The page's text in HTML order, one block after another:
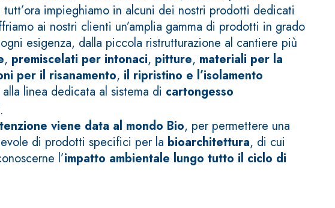
tutt’ora impieghiamo in alcuni dei nostri prodotti dedicati
ai nostri clienti un’amplia gamma di prodotti in grado
esigenza, dalla piccola ristrutturazione al cantiere più
, premiscelati per intonaci, pitture, materiali per la
per il risanamento, il ripristino e l’isolamento
linea dedicata al sistema di cartongesso
.
viene data al mondo Bio, per permettere una
di prodotti specifici per la bioarchitettura, di cui
l’impatto ambientale lungo tutto il ciclo di
la realizzazione di massetti radianti a basso spessore in